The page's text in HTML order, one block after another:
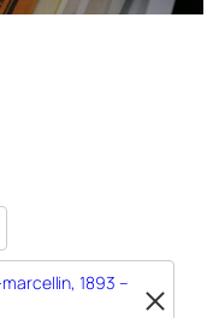
1893 –